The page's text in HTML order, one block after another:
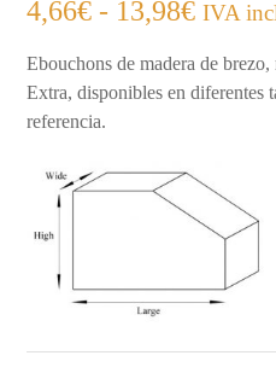
4,66€ - 13,98€de
desde
4,66€
hasta
13,98€
IVA
Ebouchons de madera de
Extra, disponibles en diferentes
referencia.